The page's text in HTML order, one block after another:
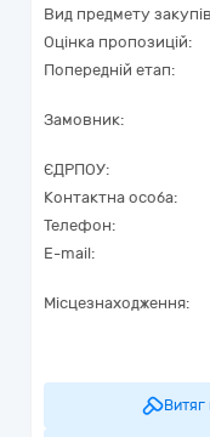
Вид предмету
Оцінка пропозицій:
Попередній етап:
Замовник:
ЄДРПОУ:
Контактна особа:
Телефон:
E-mail:
Місцезнаходження:
Витяг